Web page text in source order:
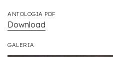
ANTOLOGIA PDF
Download
GALERIA